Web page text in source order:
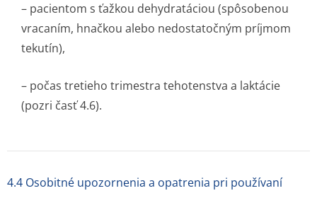
– pacientom s ťažkou dehydratáciou (spôsobenou
vracaním, hnačkou alebo nedostatočným príjmom
tekutín),
– počas tretieho trimestra tehotenstva a laktácie
(pozri časť 4.6).
4.4 Osobitné upozornenia a opatrenia pri používaní